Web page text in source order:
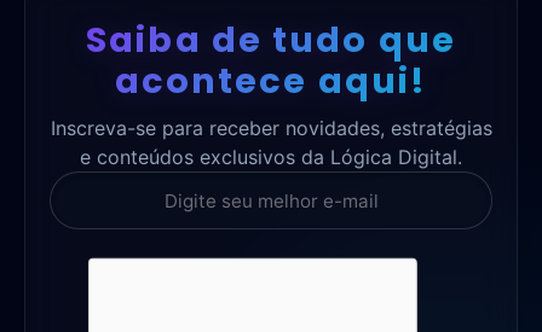
Saiba de tudo que
acontece aqui!
Inscreva-se para receber novidades, estratégias
e conteúdos exclusivos da Lógica Digital.